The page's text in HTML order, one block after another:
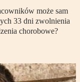
może sam
33 dni zwolnienia
chorobowe?